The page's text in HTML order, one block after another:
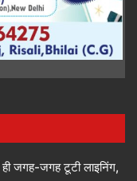
जगह-जगह टूटी लाइनिंग,